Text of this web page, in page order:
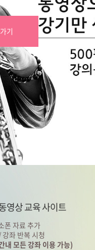
기
영상 교육 사이트
폰 자료 추가
좌 반복 시청
모든 강좌 이용 가능)